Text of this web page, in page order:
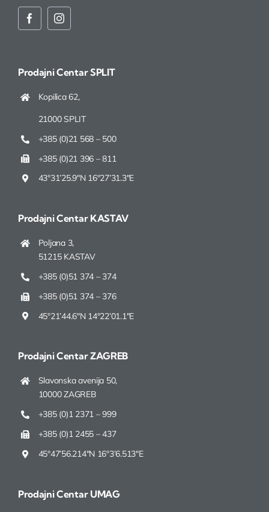
Prodajni CentarSPLIT
Kopilica 62,
21000 SPLIT
+385 (0)21 568 – 500
+385 (0)21 396 – 811
43°31’25.9″N 16°27’31.3″E
Prodajni Centar KASTAV
Poljana 3,
51215 KASTAV
+385 (0)51 374 – 374
+385 (0)51 374 – 376
45°21’44.6″N 14°22’01.1″E
Prodajni CentarZAGREB
Slavonska avenija 50,
10000 ZAGREB
+385 (0)1 2371 – 999
+385 (0)1 2455 – 437
45°47’56.214″N 16°3’6.513″E
Prodajni Centar UMAG